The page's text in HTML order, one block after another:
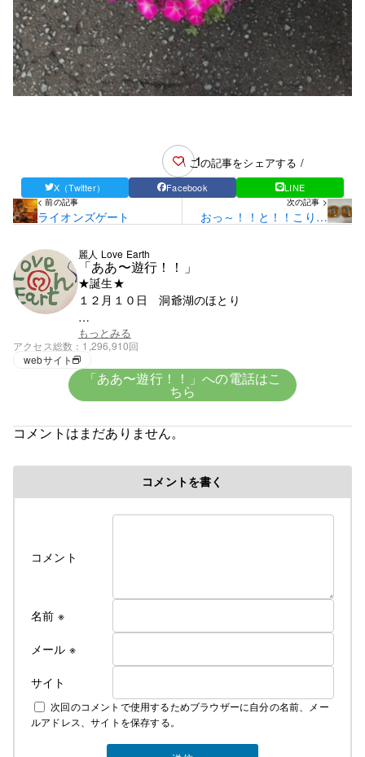
1
\ この記事をシェアする /
X（Twitter） Facebook LINE
< 前の記事
ライオンズゲート
次の記事 >
おっ～！！と！！こりゃ
こりゃ～
麗人 Love Earth
「ああ〜遊行！！」
★誕生★
１２月１０日 洞爺湖のほとり
★血液★
興味がないがＯ型みたい
★趣味★
修行時代＞高校を卒業後千葉県の大友美容室で１０
て修業
リサーチしてお店をするべきだった・・。と後悔の
麗人Love Earthに名前を変える。
そして新しい基地を構える。
みなさんのご指示で立派な基地がオープンしまし
もっとみる
アクセス総数
1,296,910回
webサイト
「ああ〜遊行！！」への電話はこ
ちら
コメントはまだありません。
コメントを書く
コメント
名前 ※
メール ※
サイト
次回のコメントで使用するためブラウザーに自分の名前、メー
ルアドレス、サイトを保存する。